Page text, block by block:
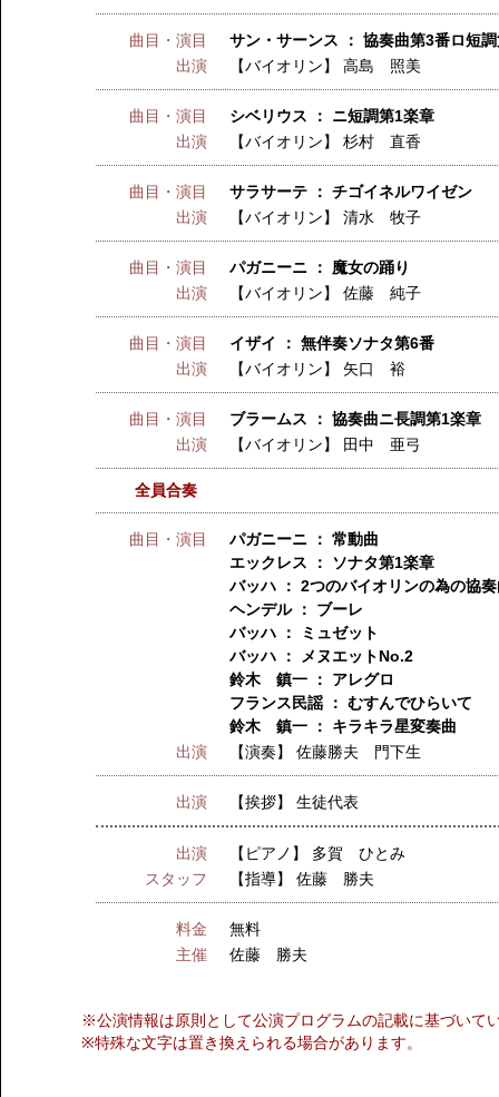
曲目・演目
サン・サーンス ： 協奏曲第3番ロ短
出演
【バイオリン】高島 照美
曲目・演目
シベリウス ： ニ短調第1楽章
出演
【バイオリン】杉村 直香
曲目・演目
サラサーテ ： チゴイネルワイゼン
出演
【バイオリン】清水 牧子
曲目・演目
パガニーニ ： 魔女の踊り
出演
【バイオリン】佐藤 純子
曲目・演目
イザイ ： 無伴奏ソナタ第6番
出演
【バイオリン】 矢口 裕
曲目・演目
ブラームス ： 協奏曲ニ長調第1楽章
出演
【バイオリン】 田中 亜弓
全員合奏
曲目・演目
パガニーニ ： 常動曲
エックレス ： ソナタ第1楽章
バッハ ： 2つのバイオリンの為の協
ヘンデル ： ブーレ
バッハ ： ミュゼット
バッハ ： メヌエットNo.2
鈴木 鎮一 ： アレグロ
フランス民謡 ： むすんでひらいて
鈴木 鎮一 ： キラキラ星変奏曲
出演
【演奏】佐藤勝夫 門下生
出演 【挨拶】生徒代表
出演 【ピアノ】 多賀 ひとみ
スタッフ
【指導】佐藤 勝夫
料金
無料
主催
佐藤 勝夫
※公演情報は原則として公演プログラムの記載に基づいて
※特殊な文字は置き換えられる場合があります。